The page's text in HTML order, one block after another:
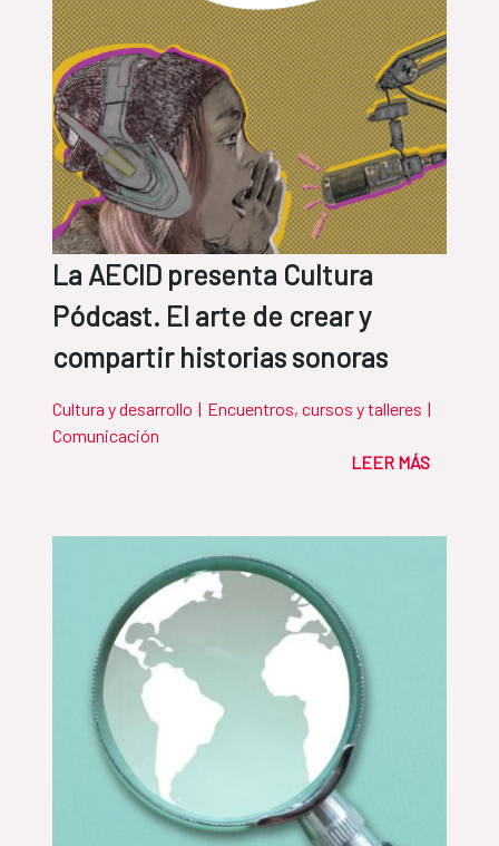
La AECID presenta Cultura
Pódcast. El arte de crear y
compartir historias sonoras
Cultura y desarrollo | Encuentros, cursos y talleres |
Comunicación
LEER MÁS